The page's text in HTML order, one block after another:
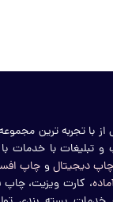
از با تجربه ترین
با خدمات با
چاپ دیجیتالو چاپ
، کارت ویزیت، چاپ